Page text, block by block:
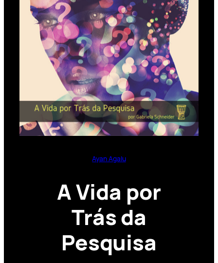
Ayan Agalu
A Vida por
Trás da
Pesquisa